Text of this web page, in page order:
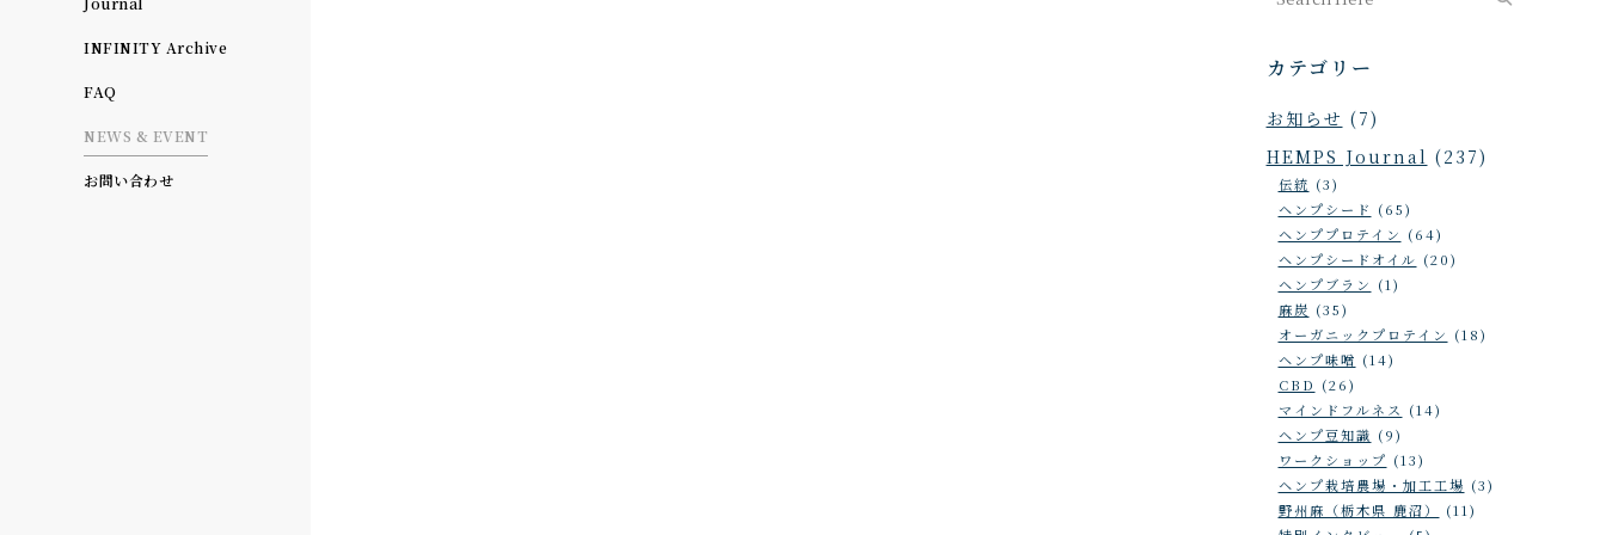
INFINITY Archive
FAQ
NEWS & EVENT
お問い合わせ
カテゴリー
お知らせ (7)
HEMPS Journal (237)
伝統 (3)
ヘンプシード (65)
ヘンププロテイン (64)
ヘンプシードオイル (20)
ヘンプブラン (1)
麻炭 (35)
オーガニックプロテイン (18)
ヘンプ味噌 (14)
CBD (26)
マインドフルネス (14)
ヘンプ豆知識 (9)
ワークショップ (13)
ヘンプ栽培農場・加工工場 (3)
野州麻（栃木県 鹿沼）
(11)